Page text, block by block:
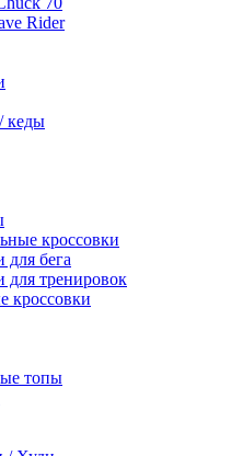
Rider
кеды
кроссовки
для бега
для тренировок
кроссовки
топы